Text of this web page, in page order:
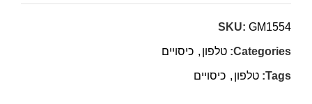
SKU: GM1554
Categories: טלפון , כיסויים
Tags: טלפון , כיסויים